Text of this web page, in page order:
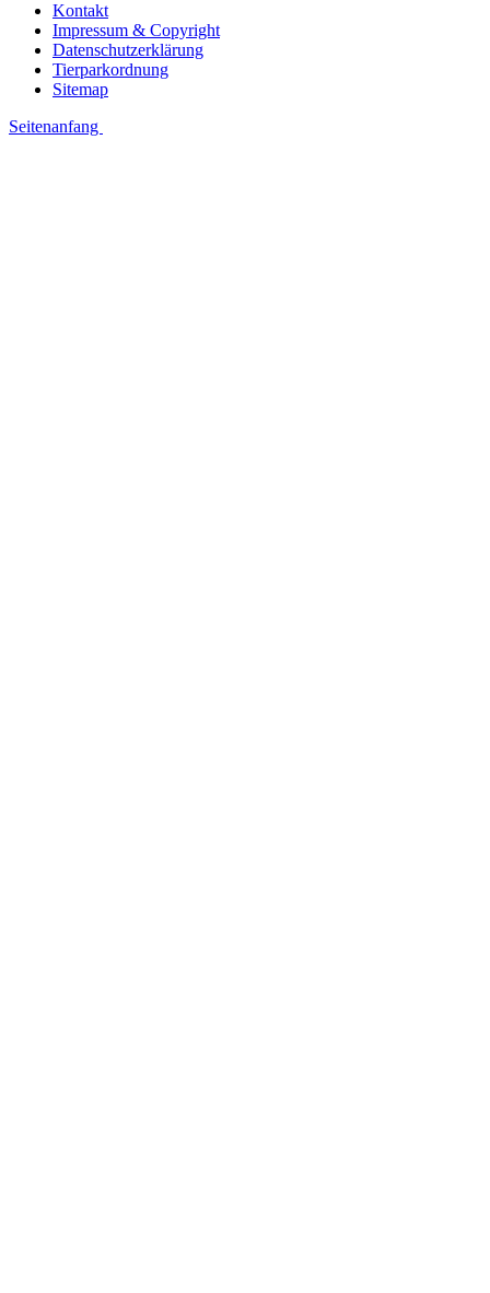
Kontakt
Impressum & Copyright
Datenschutzerklärung
Tierparkordnung
Sitemap
Seitenanfang